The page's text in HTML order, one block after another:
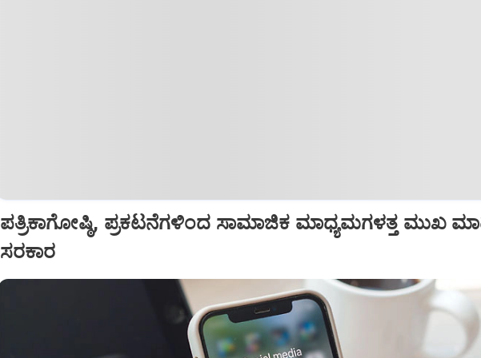
ಪತ್ರಿಕಾಗೋಷ್ಠಿ, ಪ್ರಕಟನೆಗಳಿಂದ ಸಾಮಾಜಿಕ ಮಾಧ್ಯಮಗಳತ್ತ ಮುಖ
ಸರಕಾರ